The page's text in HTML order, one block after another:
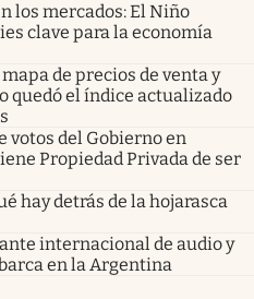
los mercados: El Niño
clave para la economía
de precios de venta y
quedó el índice actualizado
votos del Gobierno en
Propiedad Privada de ser
hay detrás de la hojarasca
internacional de audio y
en la Argentina